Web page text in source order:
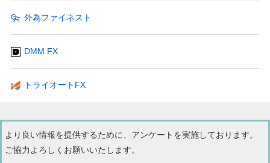
外為ファイネスト
DMM FX
トライオートFX
より良い情報を提供するために、アンケートを実施しております。
ご協力よろしくお願いいたします。